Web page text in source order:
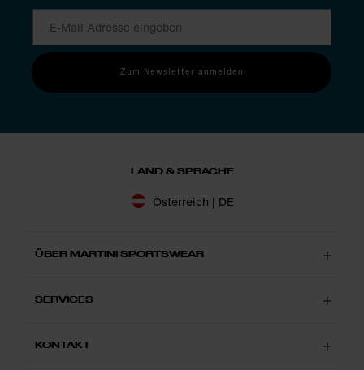
Zum Newsletter anmelden
LAND & SPRACHE
Österreich | DE
ÜBER MARTINI SPORTSWEAR
SERVICES
KONTAKT